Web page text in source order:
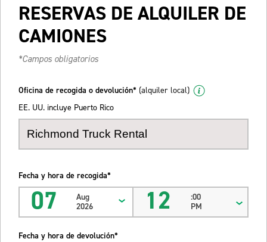
RESERVAS DE ALQUILER DE
CAMIONES
*Campos obligatorios
Oficina de recogida o devolución* (alquiler local)
EE. UU. incluye Puerto Rico
Fecha y hora de recogida*
07
Aug
2026
12
:00
PM
Fecha y hora de devolución*